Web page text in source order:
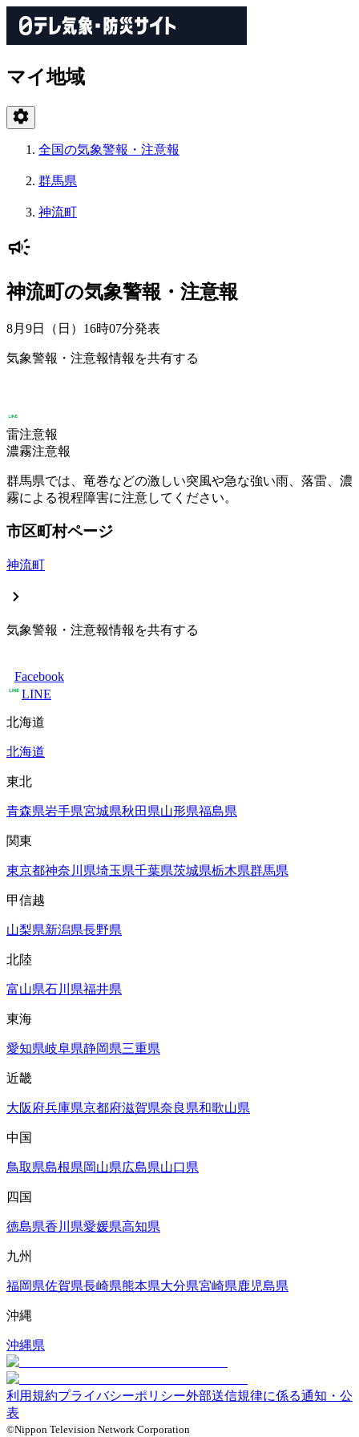
マイ地域
全国の気象警報・注意報
群馬県
神流町
神流町の気象警報・注意報
8月9日（日）16時07分発表
気象警報・注意報情報を共有する
雷注意報
濃霧注意報
群馬県では、竜巻などの激しい突風や急な強い雨、落雷、濃
霧による視程障害に注意してください。
市区町村ページ
神流町
気象警報・注意報情報を共有する
Facebook
LINE
北海道
北海道
東北
青森県岩手県宮城県秋田県山形県福島県
関東
東京都神奈川県埼玉県千葉県茨城県栃木県群馬県
甲信越
山梨県新潟県長野県
北陸
富山県石川県福井県
東海
愛知県岐阜県静岡県三重県
近畿
大阪府兵庫県京都府滋賀県奈良県和歌山県
中国
鳥取県島根県岡山県広島県山口県
四国
徳島県香川県愛媛県高知県
九州
福岡県佐賀県長崎県熊本県大分県宮崎県鹿児島県
沖縄
沖縄県
利用規約プライバシーポリシー外部送信規律に係る通知・公
表
©Nippon Television Network Corporation